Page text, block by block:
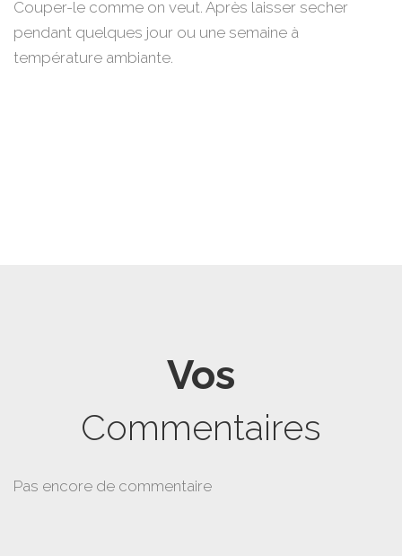
Couper-le comme on veut. Après laisser secher
pendant quelques jour ou une semaine à
température ambiante.
Vos
Commentaires
Pas encore de commentaire